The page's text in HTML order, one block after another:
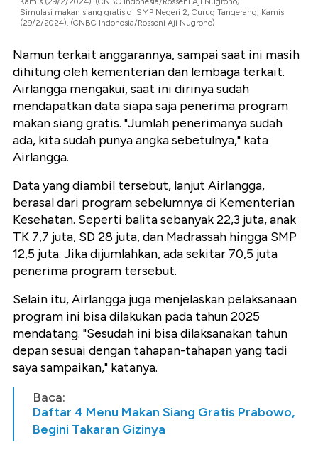
Simulasi makan siang gratis di SMP Negeri 2, Curug Tangerang, Kamis
(29/2/2024). (CNBC Indonesia/Rosseni Aji Nugroho)
Namun terkait anggarannya, sampai saat ini masih
dihitung oleh kementerian dan lembaga terkait.
Airlangga mengakui, saat ini dirinya sudah
mendapatkan data siapa saja penerima program
makan siang gratis. "Jumlah penerimanya sudah
ada, kita sudah punya angka sebetulnya," kata
Airlangga.
Data yang diambil tersebut, lanjut Airlangga,
berasal dari program sebelumnya di Kementerian
Kesehatan. Seperti balita sebanyak 22,3 juta, anak
TK 7,7 juta, SD 28 juta, dan Madrassah hingga SMP
12,5 juta. Jika dijumlahkan, ada sekitar 70,5 juta
penerima program tersebut.
Selain itu, Airlangga juga menjelaskan pelaksanaan
program ini bisa dilakukan pada tahun 2025
mendatang. "Sesudah ini bisa dilaksanakan tahun
depan sesuai dengan tahapan-tahapan yang tadi
saya sampaikan," katanya.
Baca:
Daftar 4 Menu Makan Siang Gratis Prabowo,
Begini Takaran Gizinya